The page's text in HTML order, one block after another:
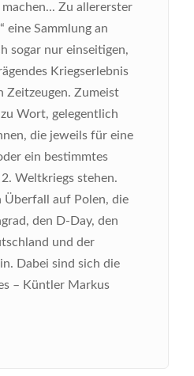
Zu allererster
eine Sammlung an
sogar nur einseitigen,
Kriegserlebnis
Zeitzeugen. Zumeist
Wort, gelegentlich
die jeweils für eine
ein bestimmtes
Weltkriegs stehen.
Überfall auf Polen, die
den D-Day, den
und der
Dabei sind sich die
– Küntler Markus